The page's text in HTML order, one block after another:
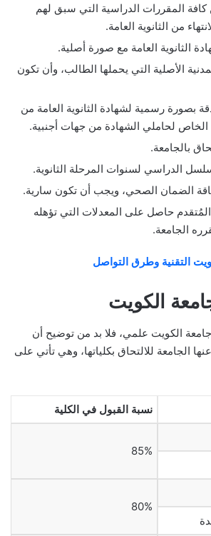
كافة المقررات الدراسية التي سبق لهم
من الثانوية العامة.
الثانوية العامة مع صورة أصلية.
الأصلية التي يحملها الطالب، وأن تكون
بصورة رسمية لشهادة الثانوية العامة من
الخاص لحاملي الشهادة من جهات أجنبية.
بالجامعة.
الدراسي لسنوات المرحلة الثانوية.
الضمان الصحي، ويجب أن تكون سارية.
حاصل على المعدلات التي تؤهله
الجامعة.
التقنية وطرق التواصل
الكويت
الكويت علمي، فلا بد من توضيح أن
الجامعة للالتحاق بكلياتها، وهي تأتي على
نسبة القبول في الكلية
85%
80%